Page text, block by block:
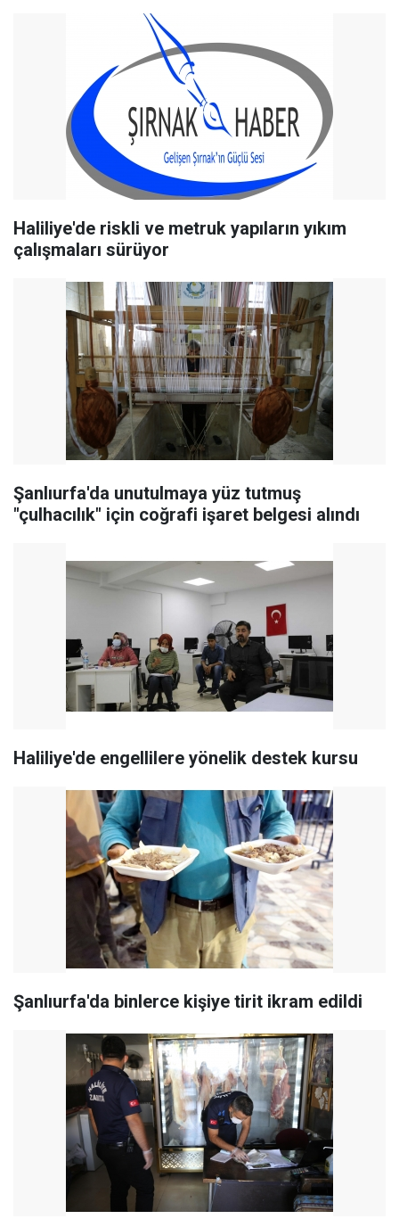
Haliliye'de riskli ve metruk yapıların yıkım
çalışmaları sürüyor
Şanlıurfa'da unutulmaya yüz tutmuş
"çulhacılık" için coğrafi işaret belgesi alındı
Haliliye'de engellilere yönelik destek kursu
Şanlıurfa'da binlerce kişiye tirit ikram edildi